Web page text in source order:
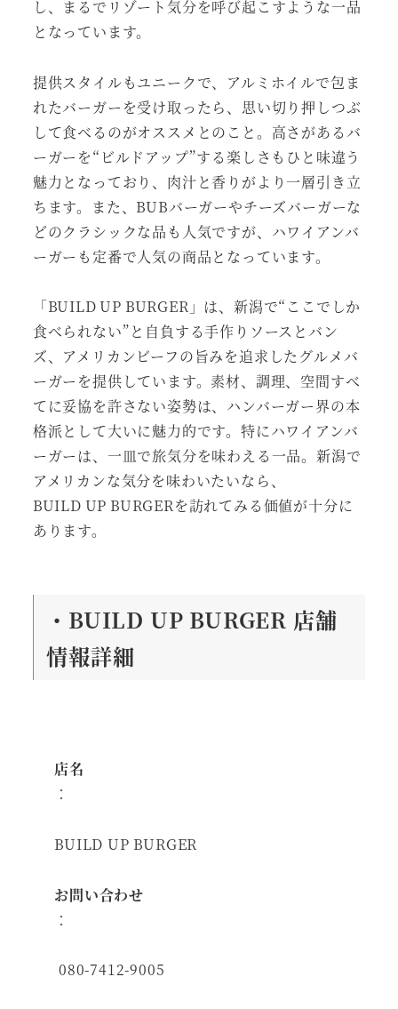
し、まるでリゾート気分を呼び起こすような一品
となっています。
提供スタイルもユニークで、アルミホイルで包ま
れたバーガーを受け取ったら、思い切り押しつぶ
して食べるのがオススメとのこと。高さがあるバ
ーガーを“ビルドアップ”する楽しさもひと味違う
魅力となっており、肉汁と香りがより一層引き立
ちます。また、BUBバーガーやチーズバーガーな
どのクラシックな品も人気ですが、ハワイアンバ
ーガーも定番で人気の商品となっています。
「BUILD UP BURGER」は、新潟で“ここでしか
食べられない”と自負する手作りソースとバン
ズ、アメリカンビーフの旨みを追求したグルメバ
ーガーを提供しています。素材、調理、空間すべ
てに妥協を許さない姿勢は、ハンバーガー界の本
格派として大いに魅力的です。特にハワイアンバ
ーガーは、一皿で旅気分を味わえる一品。新潟で
アメリカンな気分を味わいたいなら、
BUILD UP BURGERを訪れてみる価値が十分に
あります。
・BUILD UP BURGER 店舗
情報詳細
店名
：
BUILD UP BURGER
お問い合わせ
：
080-7412-9005